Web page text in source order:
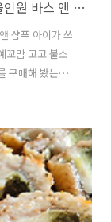
예꼬맘 고고 불소 1450 어린이 치약 칫솔 올인원 바스 앤 샴푸
샴푸 아이가 쓰
꼬맘 고고 불소
구매해 봤는데
은 것들만 많이
소치약을 최근에
때는 무불소치약
어린이도 써도
꼬맘 고고 불소
고 하던..